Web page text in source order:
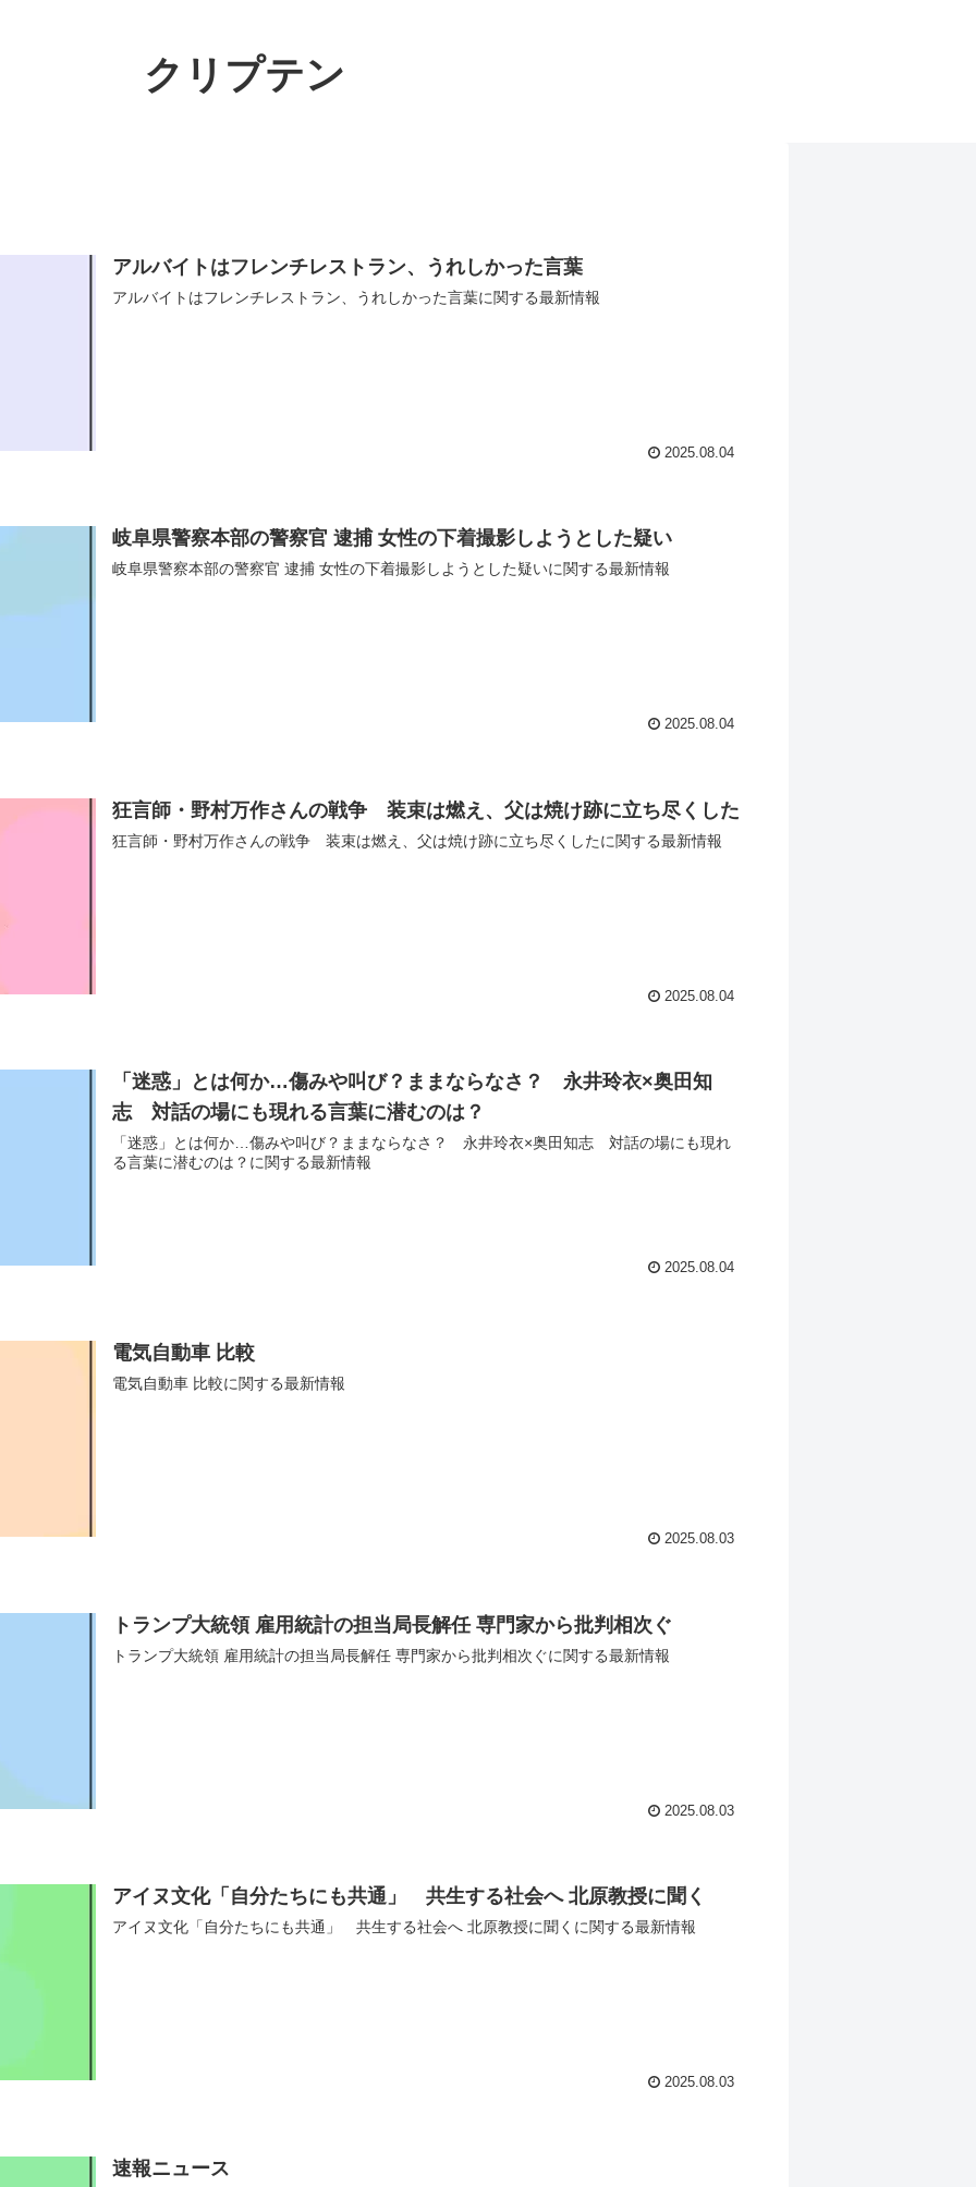
クリプテン
アルバイトはフレンチレストラン、うれしかった言葉
アルバイトはフレンチレストラン、うれしかった言葉に関する最新情報
2025.08.04
岐阜県警察本部の警察官 逮捕 女性の下着撮影しようとした疑い
岐阜県警察本部の警察官 逮捕 女性の下着撮影しようとした疑いに関する最新情報
2025.08.04
狂言師・野村万作さんの戦争 装束は燃え、父は焼け跡に立ち尽くした
狂言師・野村万作さんの戦争 装束は燃え、父は焼け跡に立ち尽くしたに関する最新情報
2025.08.04
「迷惑」とは何か…傷みや叫び？ままならなさ？ 永井玲衣×奥田知
志 対話の場にも現れる言葉に潜むのは？
「迷惑」とは何か…傷みや叫び？ままならなさ？ 永井玲衣×奥田知志 対話の場にも現れ
る言葉に潜むのは？に関する最新情報
2025.08.04
電気自動車 比較
電気自動車 比較に関する最新情報
2025.08.03
トランプ大統領 雇用統計の担当局長解任 専門家から批判相次ぐ
トランプ大統領 雇用統計の担当局長解任 専門家から批判相次ぐに関する最新情報
2025.08.03
アイヌ文化「自分たちにも共通」 共生する社会へ 北原教授に聞く
アイヌ文化「自分たちにも共通」 共生する社会へ 北原教授に聞くに関する最新情報
2025.08.03
速報ニュース